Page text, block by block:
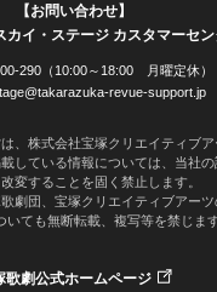
【お問い合わせ】
カイ・ステージ カスタマーセ
290（10:00～18:00 月曜定休）
revue-support.jp
、株式会社宝塚クリエイティブ
している情報については、当社
変することを固く禁止します。
劇団、宝塚クリエイティブアー
いても無断転載、複写等を禁じます
歌劇公式ホームページ